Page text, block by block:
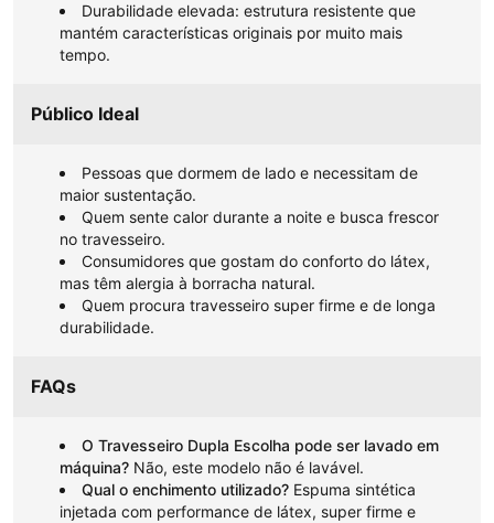
Durabilidade elevada: estrutura resistente que
mantém características originais por muito mais
tempo.
Público Ideal
Pessoas que dormem de lado e necessitam de
maior sustentação.
Quem sente calor durante a noite e busca frescor
no travesseiro.
Consumidores que gostam do conforto do látex,
mas têm alergia à borracha natural.
Quem procura travesseiro super firme e de longa
durabilidade.
FAQs
O Travesseiro Dupla Escolha pode ser lavado em
máquina? Não, este modelo não é lavável.
Qual o enchimento utilizado? Espuma sintética
injetada com performance de látex, super firme e